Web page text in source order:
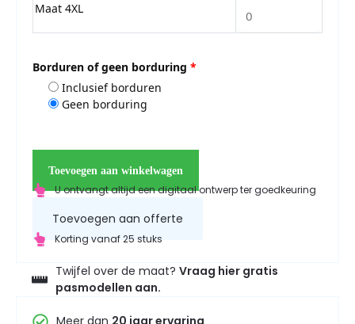
Maat 4XL
Borduren of geen borduring *
Inclusief borduren
Geen borduring
Toevoegen aan winkelwagen
U ontvangt altijd een digitaal ontwerp ter goedkeuring
Toevoegen aan offerte
Korting vanaf 25 stuks
Twijfel over de maat? Vraag hier gratis
pasmodellen aan.